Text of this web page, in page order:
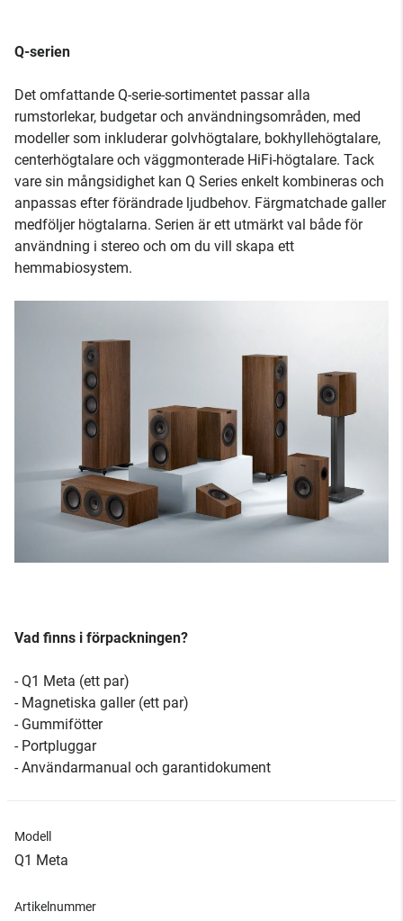
Q-serien
Det omfattande Q-serie-sortimentet passar alla
rumstorlekar, budgetar och användningsområden, med
modeller som inkluderar golvhögtalare, bokhyllehögtalare,
centerhögtalare och väggmonterade HiFi-högtalare. Tack
vare sin mångsidighet kan Q Series enkelt kombineras och
anpassas efter förändrade ljudbehov. Färgmatchade galler
medföljer högtalarna. Serien är ett utmärkt val både för
användning i stereo och om du vill skapa ett
hemmabiosystem.
Vad finns i förpackningen?
- Q1 Meta (ett par)
- Magnetiska galler (ett par)
- Gummifötter
- Portpluggar
- Användarmanual och garantidokument
Modell
Q1 Meta
Artikelnummer